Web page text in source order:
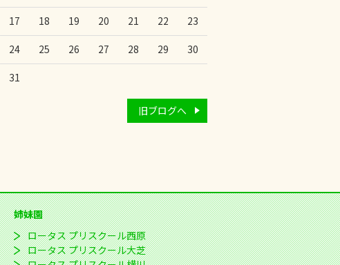
17 18 19 20 21 22 23
24 25 26 27 28 29 30
31
旧ブログへ
姉妹園
ロータス プリスクール西原
ロータス プリスクール大芝